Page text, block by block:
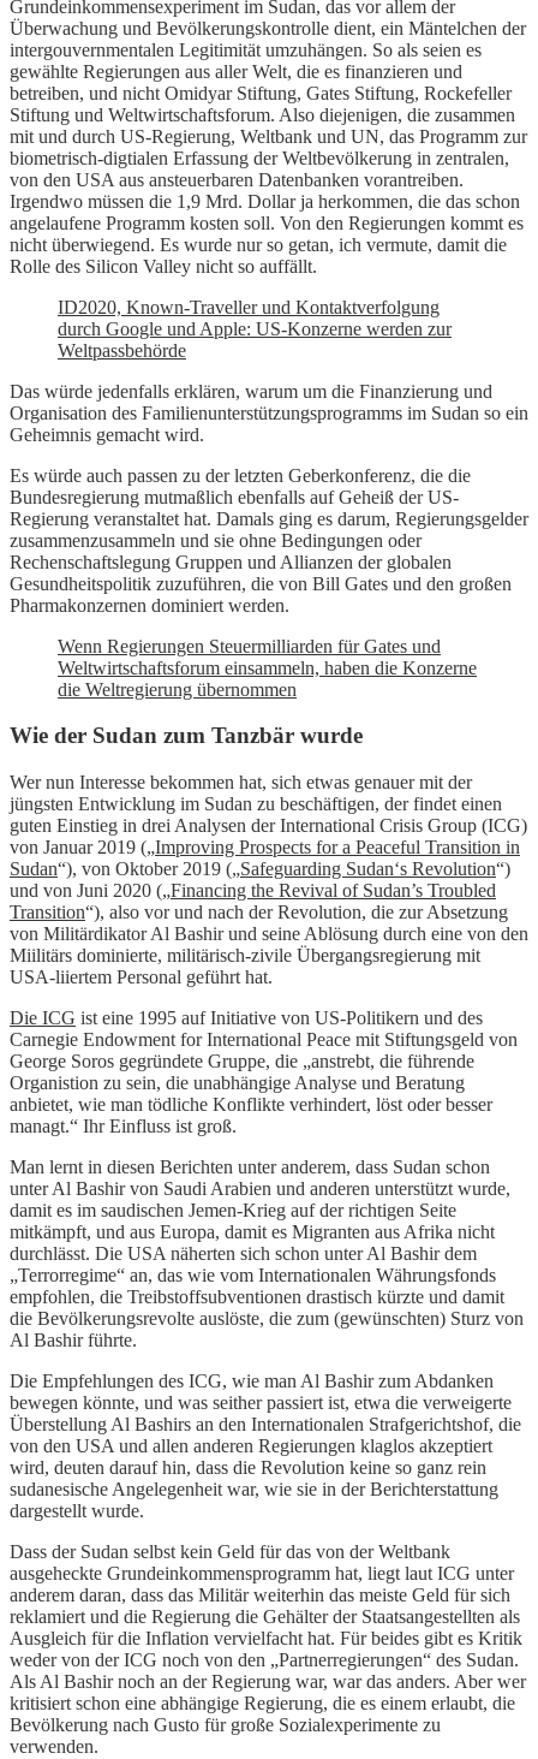
Grundeinkommensexperiment im Sudan, das vor allem der
Überwachung und Bevölkerungskontrolle dient, ein Mäntelchen der
intergouvernmentalen Legitimität umzuhängen. So als seien es
gewählte Regierungen aus aller Welt, die es finanzieren und
betreiben, und nicht Omidyar Stiftung, Gates Stiftung, Rockefeller
Stiftung und Weltwirtschaftsforum. Also diejenigen, die zusammen
mit und durch US-Regierung, Weltbank und UN, das Programm zur
biometrisch-digtialen Erfassung der Weltbevölkerung in zentralen,
von den USA aus ansteuerbaren Datenbanken vorantreiben.
Irgendwo müssen die 1,9 Mrd. Dollar ja herkommen, die das schon
angelaufene Programm kosten soll. Von den Regierungen kommt es
nicht überwiegend. Es wurde nur so getan, ich vermute, damit die
Rolle des Silicon Valley nicht so auffällt.
ID2020, Known-Traveller und Kontaktverfolgung
durch Google und Apple: US-Konzerne werden zur
Weltpassbehörde
Das würde jedenfalls erklären, warum um die Finanzierung und
Organisation des Familienunterstützungsprogramms im Sudan so ein
Geheimnis gemacht wird.
Es würde auch passen zu der letzten Geberkonferenz, die die
Bundesregierung mutmaßlich ebenfalls auf Geheiß der US-
Regierung veranstaltet hat. Damals ging es darum, Regierungsgelder
zusammenzusammeln und sie ohne Bedingungen oder
Rechenschaftslegung Gruppen und Allianzen der globalen
Gesundheitspolitik zuzuführen, die von Bill Gates und den großen
Pharmakonzernen dominiert werden.
Wenn Regierungen Steuermilliarden für Gates und
Weltwirtschaftsforum einsammeln, haben die Konzerne
die Weltregierung übernommen
Wie der Sudan zum Tanzbär wurde
Wer nun Interesse bekommen hat, sich etwas genauer mit der
jüngsten Entwicklung im Sudan zu beschäftigen, der findet einen
guten Einstieg in drei Analysen der International Crisis Group (ICG)
von Januar 2019 („Improving Prospects for a Peaceful Transition in
Sudan“), von Oktober 2019 („Safeguarding Sudan‘s Revolution“)
und von Juni 2020 („Financing the Revival of Sudan’s Troubled
Transition“), also vor und nach der Revolution, die zur Absetzung
von Militärdikator Al Bashir und seine Ablösung durch eine von den
Miilitärs dominierte, militärisch-zivile Übergangsregierung mit
USA-liiertem Personal geführt hat.
Die ICG ist eine 1995 auf Initiative von US-Politikern und des
Carnegie Endowment for International Peace mit Stiftungsgeld von
George Soros gegründete Gruppe, die „anstrebt, die führende
Organistion zu sein, die unabhängige Analyse und Beratung
anbietet, wie man tödliche Konflikte verhindert, löst oder besser
managt.“ Ihr Einfluss ist groß.
Man lernt in diesen Berichten unter anderem, dass Sudan schon
unter Al Bashir von Saudi Arabien und anderen unterstützt wurde,
damit es im saudischen Jemen-Krieg auf der richtigen Seite
mitkämpft, und aus Europa, damit es Migranten aus Afrika nicht
durchlässt. Die USA näherten sich schon unter Al Bashir dem
„Terrorregime“ an, das wie vom Internationalen Währungsfonds
empfohlen, die Treibstoffsubventionen drastisch kürzte und damit
die Bevölkerungsrevolte auslöste, die zum (gewünschten) Sturz von
Al Bashir führte.
Die Empfehlungen des ICG, wie man Al Bashir zum Abdanken
bewegen könnte, und was seither passiert ist, etwa die verweigerte
Überstellung Al Bashirs an den Internationalen Strafgerichtshof, die
von den USA und allen anderen Regierungen klaglos akzeptiert
wird, deuten darauf hin, dass die Revolution keine so ganz rein
sudanesische Angelegenheit war, wie sie in der Berichterstattung
dargestellt wurde.
Dass der Sudan selbst kein Geld für das von der Weltbank
ausgeheckte Grundeinkommensprogramm hat, liegt laut ICG unter
anderem daran, dass das Militär weiterhin das meiste Geld für sich
reklamiert und die Regierung die Gehälter der Staatsangestellten als
Ausgleich für die Inflation vervielfacht hat. Für beides gibt es Kritik
weder von der ICG noch von den „Partnerregierungen“ des Sudan.
Als Al Bashir noch an der Regierung war, war das anders. Aber wer
kritisiert schon eine abhängige Regierung, die es einem erlaubt, die
Bevölkerung nach Gusto für große Sozialexperimente zu
verwenden.